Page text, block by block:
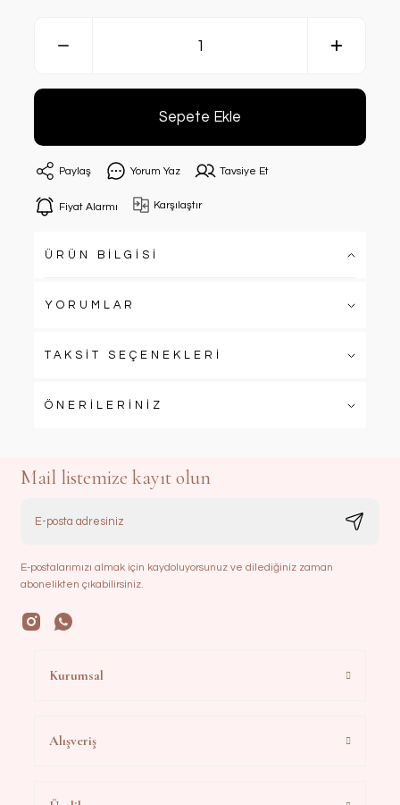
Sepete Ekle
Paylaş Yorum Yaz Tavsiye Et
Fiyat Alarmı Karşılaştır
ÜRÜN BİLGİSİ
YORUMLAR
TAKSİT SEÇENEKLERİ
ÖNERİLERİNİZ
Mail listemize kayıt olun
E-postalarımızı almak için kaydoluyorsunuz ve dilediğiniz zaman
abonelikten çıkabilirsiniz.
Kurumsal
Alışveriş